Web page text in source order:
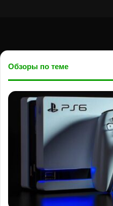
Обзоры по теме